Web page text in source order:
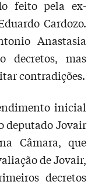
feito pela ex-
Cardozo.
Anastasia
decretos, mas
contradições.
inicial
deputado Jovair
Câmara, que
de Jovair,
decretos